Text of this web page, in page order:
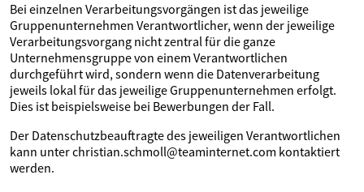
Bei einzelnen Verarbeitungsvorgängen ist das jeweilige
Gruppenunternehmen Verantwortlicher, wenn der jeweilige
Verarbeitungsvorgang nicht zentral für die ganze
Unternehmensgruppe von einem Verantwortlichen
durchgeführt wird, sondern wenn die Datenverarbeitung
jeweils lokal für das jeweilige Gruppenunternehmen erfolgt.
Dies ist beispielsweise bei Bewerbungen der Fall.
Der Datenschutzbeauftragte des jeweiligen Verantwortlichen
kann unter christian.schmoll@teaminternet.com kontaktiert
werden.